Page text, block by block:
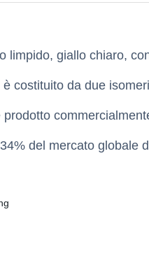
giallo chiaro,
costituito da due
del mercato globale